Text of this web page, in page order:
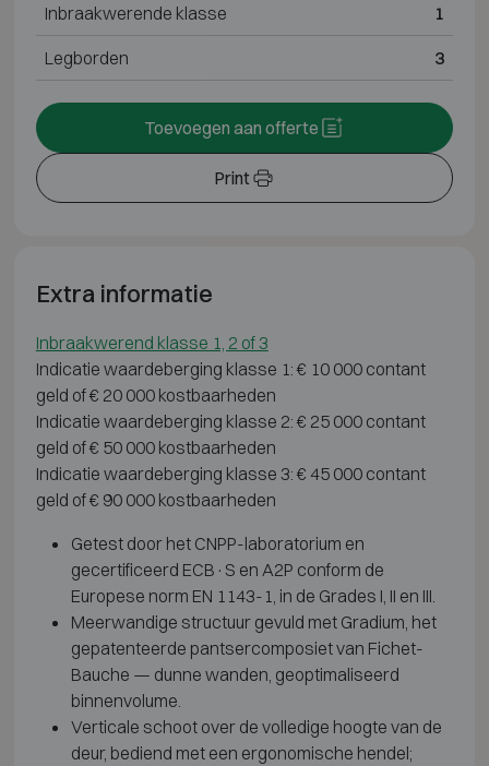
Inbraakwerende klasse 1
Legborden 3
Print
Toevoegen aan offerte
Extra informatie
Inbraakwerend klasse 1, 2 of 3
Indicatie waardeberging klasse 1: € 10 000 contant
geld of € 20 000 kostbaarheden
Indicatie waardeberging klasse 2: € 25 000 contant
geld of € 50 000 kostbaarheden
Indicatie waardeberging klasse 3: € 45 000 contant
geld of € 90 000 kostbaarheden
Getest door het CNPP-laboratorium en
gecertificeerd ECB·S en A2P conform de
Europese norm EN 1143-1, in de Grades I, II en III.
Meerwandige structuur gevuld met Gradium, het
gepatenteerde pantsercomposiet van Fichet-
Bauche — dunne wanden, geoptimaliseerd
binnenvolume.
Verticale schoot over de volledige hoogte van de
deur, bediend met een ergonomische hendel;